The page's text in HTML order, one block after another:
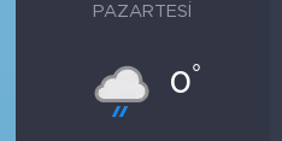
PAZARTESI
0°